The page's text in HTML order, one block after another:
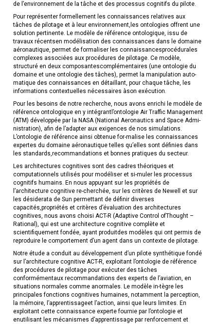
de l’environnement de la tâche et des processus cognitifs du pilote.
Pour représenter formellement les connaissances relatives aux
tâches de pilotage et à leur environnement,les ontologies offrent une
solution pertinente. Le modèle de référence ontologique, issu de
travaux récentsen modélisation des connaissances dans le domaine
aéronautique, permet de formaliser les connaissancesprocédurales
complexes associées aux procédures de pilotage. Ce modèle,
structuré en deux composantescomplémentaires (une ontologie du
domaine et une ontologie des tâches), permet la manipulation auto-
matique des connaissances en détaillant, pour chaque tâche, les
informations contextuelles nécessaires àson exécution.
Pour les besoins de notre recherche, nous avons enrichi le modèle de
référence ontologique en y intégrantl’ontologie Air Traffic Management
(ATM) développée par la NASA (National Aeronautics and Space Admi-
nistration), afin de l’adapter aux exigences de nos simulations.
L’ontologie de référence ainsi obtenue for-malise les connaissances
expertes du domaine aéronautique telles qu’elles sont définies dans
les standards,recommandations et bonnes pratiques du secteur.
Les architectures cognitives sont des cadres théoriques et
computationnels utilisés pour modéliser et si-muler les processus
cognitifs humains. En nous appuyant sur les propriétés de
l’architecture cognitive re-cherchée, sur les critères de Newell et sur
les désiderata de Sun permettant de définir diverses
capacités,propriétés et critères d’évaluation des architectures
cognitives, nous avons choisi ACT-R (Adaptive Control ofThought –
Rational), qui est une architecture cognitive complète et
scientifiquement fondée, ayant produitdes modèles qui ont permis de
reproduire le comportement d’un agent dans un contexte de pilotage.
Notre étude a conduit au développement d’un pilote synthétique fondé
sur l’architecture cognitive ACT-R, exploitant l’ontologie de référence
des procédures de pilotage pour exécuter des tâches
conformémentaux recommandations des experts de l’aviation, en
situations normales comme anormales. Le modèle in-tègre les
principales fonctions cognitives humaines, notamment la perception,
la mémoire, l’apprentissageet l’action, ainsi que leurs limites. En
exploitant cette connaissance experte fournie par l’ontologie et
enutilisant les mécanismes d’apprentissage par renforcement et